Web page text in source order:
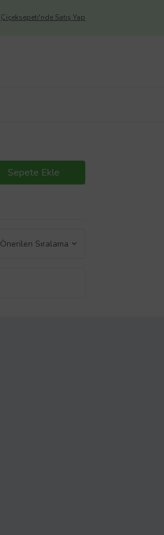
Çiçeksepeti'nde Satış Yap
Sepete Ekle
Önerilen Sıralama